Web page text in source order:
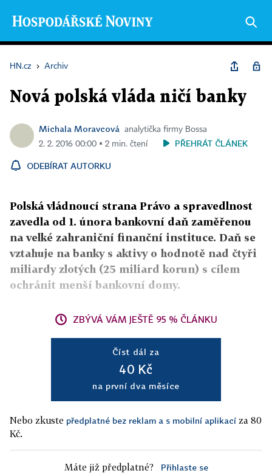
HN.cz › Archiv
Nová polská vláda ničí banky
Michala Moravcová
analytička firmy Bossa
2. 2. 2016 00:00 ▪ 2 min. čtení
PŘEHRÁT ČLÁNEK
ODEBÍRAT AUTORKU
Polská vládnoucí strana Právo a spravedlnost
zavedla od 1. února bankovní daň zaměřenou
na velké zahraniční finanční instituce. Daň se
vztahuje na banky s aktivy o hodnotě nad čtyři
miliardy zlotých (25 miliard korun) s cílem
ochránit menší bankovní domy.
ZBÝVÁ VÁM JEŠTĚ 95 % ČLÁNKU
Číst dál za
40 Kč
na první dva měsíce
Nebo zkuste předplatné bez reklam a s mobilní aplikací za 80
Kč.
Máte již předplatné? Přihlaste se